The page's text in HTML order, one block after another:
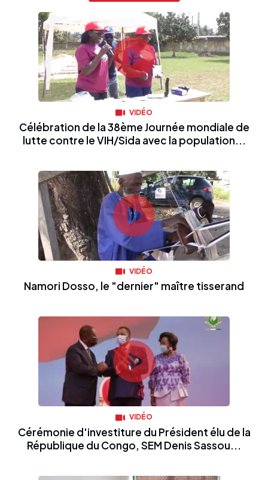
VIDÉO
Célébration de la 38ème Journée mondiale de
lutte contre le VIH/Sida avec la population...
VIDÉO
Namori Dosso, le "dernier" maître tisserand
VIDÉO
Cérémonie d'investiture du Président élu de la
République du Congo, SEM Denis Sassou...